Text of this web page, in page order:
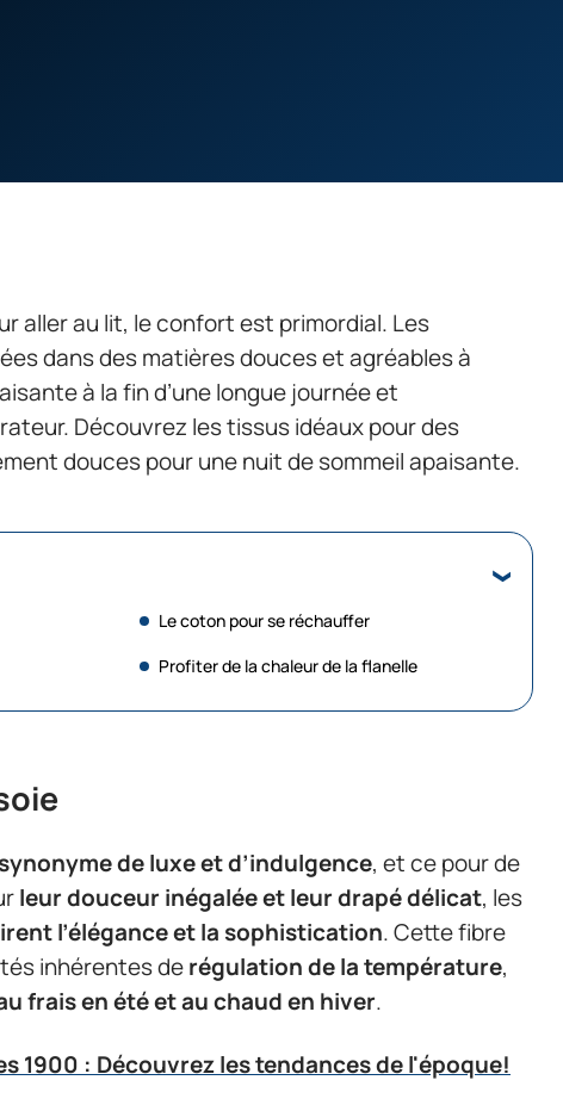
aller au lit, le confort est primordial. Les
dans des matières douces et agréables à
à la fin d’une longue journée et
Découvrez les tissus idéaux pour des
douces pour une nuit de sommeil apaisante.
Le coton pour se réchauffer
Profiter de la chaleur de la flanelle
synonyme de luxe et d’indulgence, et ce pour de
leur douceur inégalée et leur drapé délicat, les
l’élégance et la sophistication. Cette fibre
inhérentes derégulation de la température,
frais en été et au chaud en hiver.
1900 : Découvrez les tendances de l'époque!